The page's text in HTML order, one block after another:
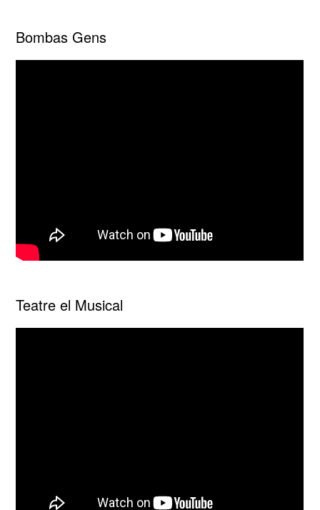
Bombas Gens
Teatre el Musical